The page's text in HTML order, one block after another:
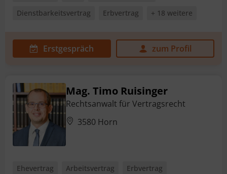
Dienstbarkeitsvertrag
Erbvertrag + 18 weitere
Erstgespräch zum Profil
Mag. Timo Ruisinger
Rechtsanwalt für Vertragsrecht
3580 Horn
Ehevertrag Arbeitsvertrag
Erbvertrag